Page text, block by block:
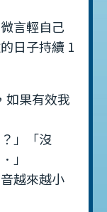
言輕自己
日子持續 1
如果有效我
」「沒
」
越來越小